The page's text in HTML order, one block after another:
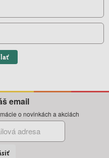
email
o novinkách a akciách